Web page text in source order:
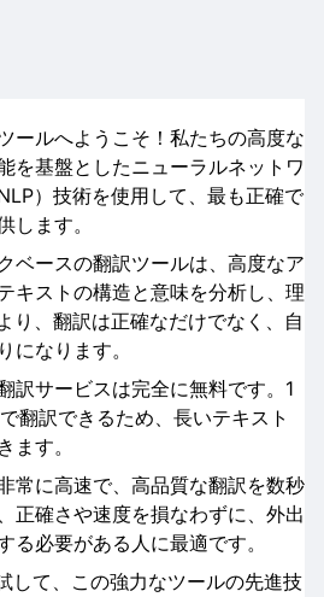
ールへようこそ！私たちの高度な
を基盤としたニューラルネットワ
）技術を使用して、最も正確で
します。
ベースの翻訳ツールは、高度なア
キストの構造と意味を分析し、理
り、翻訳は正確なだけでなく、自
になります。
訳サービスは完全に無料です。1
翻訳できるため、長いテキスト
ます。
常に高速で、高品質な翻訳を数秒
正確さや速度を損なわずに、外出
る必要がある人に最適です。
して、この強力なツールの先進技